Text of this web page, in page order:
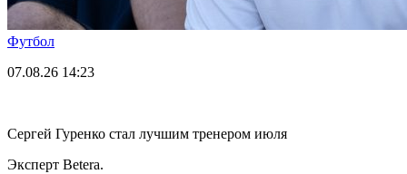
Футбол
07.08.26 14:23
Сергей Гуренко стал лучшим тренером июля
Эксперт Betera.